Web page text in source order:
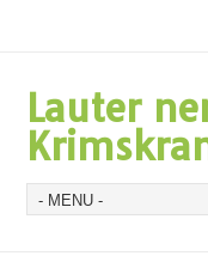
Lauter